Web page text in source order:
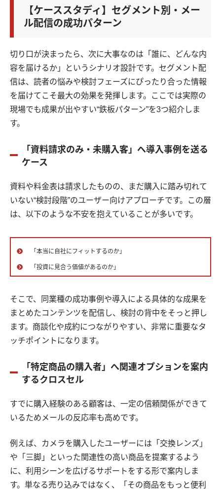
【ケーススタディ】セグメント別・メー
ル配信の成功パターン
切り口が決まったら、次に大事なのは「誰に、どんな内
容を届けるか」というシナリオ設計です。セグメント配
信は、読者の悩みや検討フェーズにぴったり合った情報
を届けてこそ最大の効果を発揮します。ここでは実際の
現場でも成果が出やすい“鉄板パターン”を3つ紹介しま
す。
「資料請求のみ・未購入客」へ導入事例を送る
ケース
資料や料金表は請求したものの、まだ購入に踏み切れて
いない“検討段階”のユーザー向けアプローチです。この層
は、以下のような不安を抱えていることが多いです。
「本当に自社にフィットするのか」
「投資に見合う価値があるのか」
そこで、同業種の成功事例や導入による具体的な成果を
まとめたコンテンツを配信し、検討の背中をそっと押し
ます。商談化や成約につながりやすい、非常に重要なタ
ッチポイントになります。
「特定商品の購入者」へ関連オプションを案内
するクロスセル
すでに購入経験のある顧客は、一定の信頼関係ができて
いるためメールの反応率も高めです。
例えば、カメラを購入したユーザーには「交換レンズ」
や「三脚」といった関連性の高い商品を提案するよう
に、利用シーンを広げるサポートをする形で案内しま
す。単なる売り込みではなく、「その商品をもっと便利